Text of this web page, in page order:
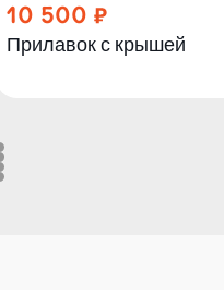
10 500
Прилавок с крышей